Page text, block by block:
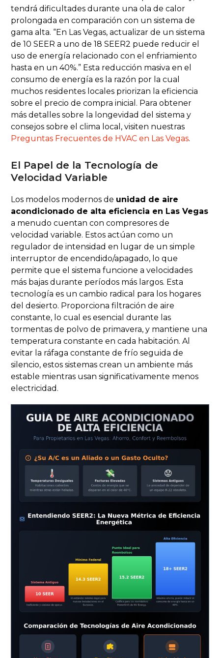
tendrá dificultades durante una ola de calor
prolongada en comparación con un sistema de
gama alta. “En Las Vegas, actualizar de un sistema
de 10 SEER a uno de 18 SEER2 puede reducir el
uso de energía relacionado con el enfriamiento
hasta en un 40%.” Esta reducción masiva en el
consumo de energía es la razón por la cual
muchos residentes locales priorizan la eficiencia
sobre el precio de compra inicial. Para obtener
más detalles sobre la longevidad del sistema y
consejos sobre el clima local, visiten nuestras
Preguntas Frecuentes de HVAC en Las Vegas.
El Papel de la Tecnología de
Velocidad Variable
Los modelos modernos de unidad de aire
acondicionado de alta eficiencia en Las Vegas
a menudo cuentan con compresores de
velocidad variable. Estos actúan como un
regulador de intensidad en lugar de un simple
interruptor de encendido/apagado, lo que
permite que el sistema funcione a velocidades
más bajas durante períodos más largos. Esta
tecnología es un cambio radical para los hogares
del desierto. Proporciona filtración de aire
constante, lo cual es esencial durante las
tormentas de polvo de primavera, y mantiene una
temperatura constante en cada habitación. Al
evitar la ráfaga constante de frío seguida de
silencio, estos sistemas crean un ambiente más
estable mientras usan significativamente menos
electricidad.